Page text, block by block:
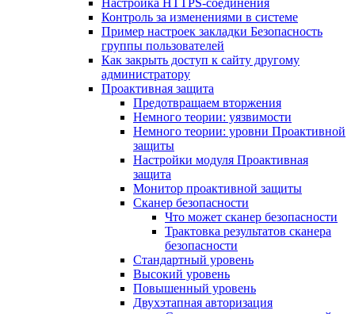
Настройка HTTPS-соединения
Контроль за изменениями в системе
Пример настроек закладки Безопасность
группы пользователей
Как закрыть доступ к сайту другому
администратору
Проактивная защита
Предотвращаем вторжения
Немного теории: уязвимости
Немного теории: уровни Проактивной
защиты
Настройки модуля Проактивная
защита
Монитор проактивной защиты
Сканер безопасности
Что может сканер безопасности
Трактовка результатов сканера
безопасности
Стандартный уровень
Высокий уровень
Повышенный уровень
Двухэтапная авторизация